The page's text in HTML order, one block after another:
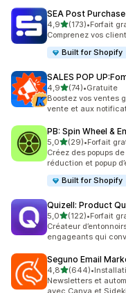
SEA Post
4,9étoile(s) sur 5
(173)
173 avis au total
•Forfait
Comprenez vos
Built for Shopify
SALES POP
4,9étoile(s) sur 5
(74)
74 avis au total
•Gratuite
Boostez vos ventes
vente et aux
PB: Spin Wheel &
5,0étoile(s) sur 5
(29)
29 avis au total
•Forfait
Créez des popups
réduction et popup
Built for Shopify
Quizell: Product
5,0étoile(s) sur 5
(122)
122 avis au total
•Forfait
Créateur
engageants qui
Seguno Email
4,8étoile(s) sur 5
(644)
644 avis au total
•
Newsletters et
avec Canva et